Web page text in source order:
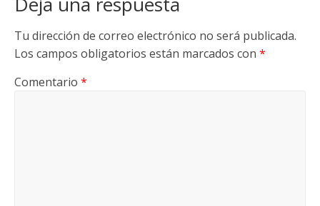
Tu dirección de correo electrónico no será publicada.
Los campos obligatorios están marcados con *
Comentario *